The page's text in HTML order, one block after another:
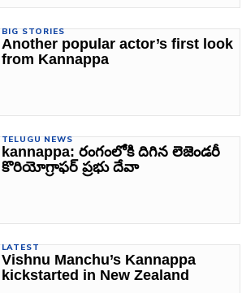
BIG STORIES
Another popular actor’s first look
from Kannappa
TELUGU NEWS
kannappa: రంగంలోకి దిగిన లెజెండరీ
కొరియోగ్రాఫర్ ప్రభు దేవా
LATEST
Vishnu Manchu’s Kannappa
kickstarted in New Zealand